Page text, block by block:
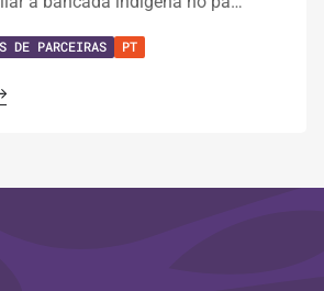
DE PARCEIRAS PT